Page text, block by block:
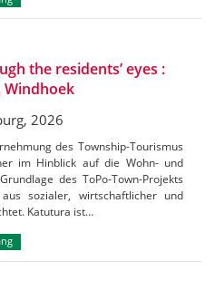
the residents’ eyes :
Windhoek
2026
des Township-Tourismus
im Hinblick auf die Wohn- und
des ToPo-Town-Projekts
sozialer, wirtschaftlicher und
Katutura ist…